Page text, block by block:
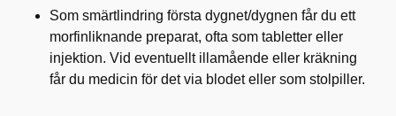
Som smärtlindring första dygnet/dygnen får du ett
morfinliknande preparat, ofta som tabletter eller
injektion. Vid eventuellt illamående eller kräkning
får du medicin för det via blodet eller som stolpiller.